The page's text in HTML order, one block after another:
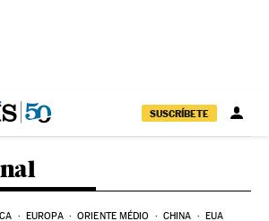
SUSCRÍBETE
EUROPA ORIENTE MÉDIO CHINA EUA